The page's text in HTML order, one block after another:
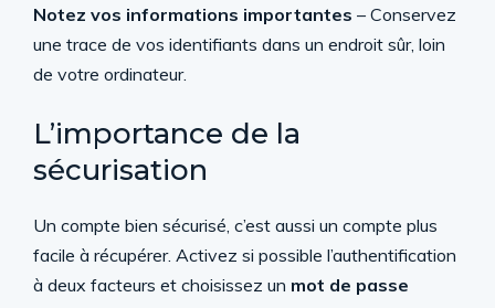
Notez vos informations importantes – Conservez
une trace de vos identifiants dans un endroit sûr, loin
de votre ordinateur.
L’importance de la
sécurisation
Un compte bien sécurisé, c’est aussi un compte plus
facile à récupérer. Activez si possible l’authentification
à deux facteurs et choisissez un mot de passe